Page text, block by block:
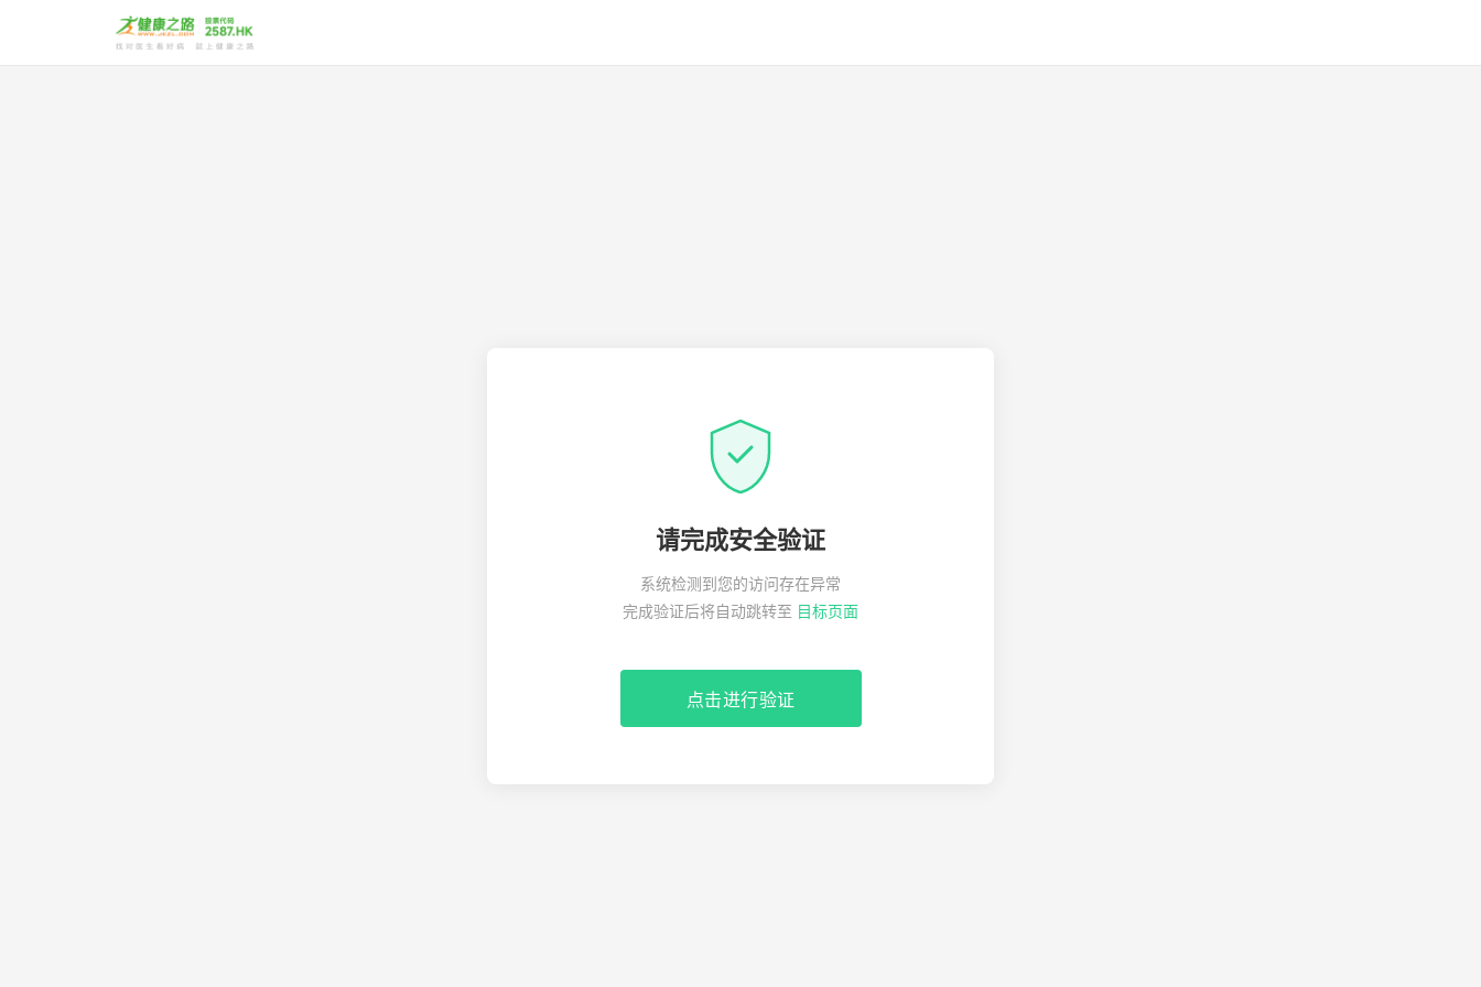
请完成安全验证
系统检测到您的访问存在异常
完成验证后将自动跳转至 目标页面
点击进行验证